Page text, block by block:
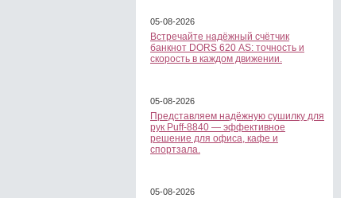
05-08-2026
Встречайте надёжный счётчик
банкнот DORS 620 АS: точность и
скорость в каждом движении.
05-08-2026
Представляем надёжную сушилку для
рук Puff-8840 — эффективное
решение для офиса, кафе и
спортзала.
05-08-2026